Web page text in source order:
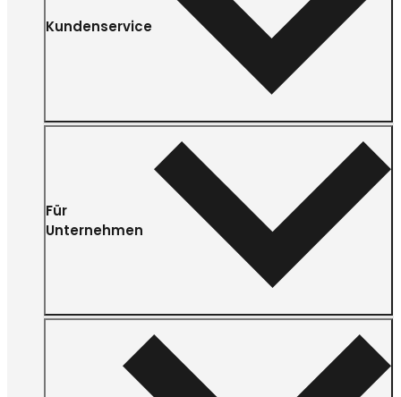
Kundenservice
Für
Unternehmen